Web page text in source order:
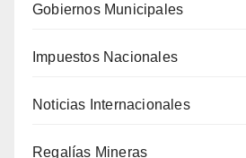
Gobiernos Municipales
Impuestos Nacionales
Noticias Internacionales
Regalías Mineras